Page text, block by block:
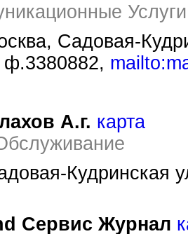
Услуги
Садовая-
ф.3380882,
А.г. карта
Кудринская
Сервис Журнал